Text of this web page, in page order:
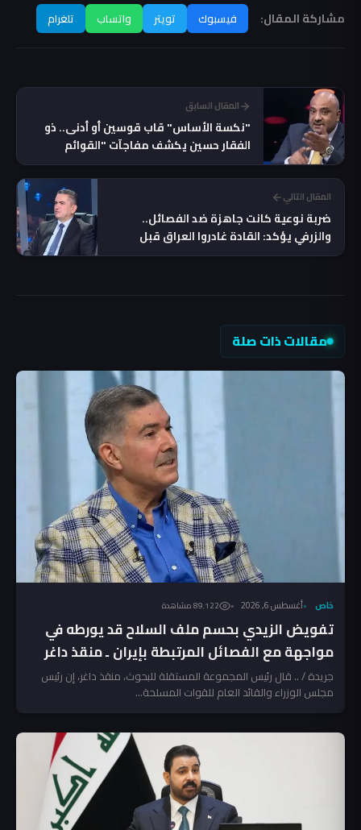
مشاركة المقال: فيسبوك تويتر واتساب تلغرام
المقال السابق
"نكسة الأساس" قاب قوسين أو أدنى.. ذو
الفقار حسين يكشف مفاجآت "القوائم
المدنية المزيفة"
المقال التالي
ضربة نوعية كانت جاهزة ضد الفصائل..
والزرفي يؤكد: القادة غادروا العراق قبل
التنفيذ
مقالات ذات صلة
خاص أغسطس 6, 2026 89٬122 مشاهدة
تفويض الزيدي بحسم ملف السلاح قد يورطه في
مواجهة مع الفصائل المرتبطة بإيران ـ منقذ داغر
جريدة / .. قال رئيس المجموعة المستقلة للبحوث، منقذ داغر، إن رئيس
مجلس الوزراء والقائد العام للقوات المسلحة...